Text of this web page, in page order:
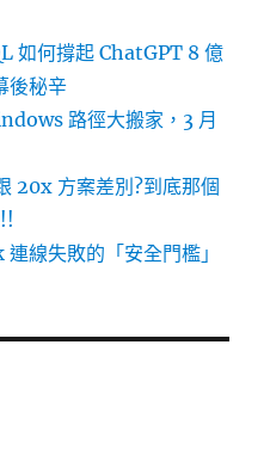
如何撐起 ChatGPT 8 億
後秘辛
路徑大搬家，3 月
方案差別?到底那個
線失敗的「安全門檻」